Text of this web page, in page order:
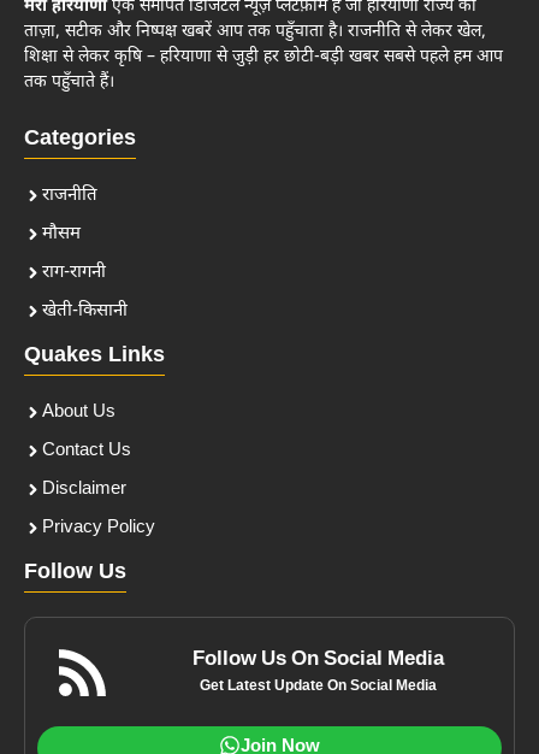
मेरा हरियाणाएक समर्पित डिजिटल न्यूज़ प्लेटफ़ॉर्म है जो हरियाणा राज्य की
ताज़ा, सटीक और निष्पक्ष खबरें आप तक पहुँचाता है। राजनीति से लेकर खेल,
शिक्षा से लेकर कृषि – हरियाणा से जुड़ी हर छोटी-बड़ी खबर सबसे पहले हम आप
तक पहुँचाते हैं।
Categories
राजनीति
मौसम
राग-रागनी
खेती-किसानी
Quakes Links
About Us
Contact Us
Disclaimer
Privacy Policy
Follow Us
Follow Us On Social Media
Get Latest Update On Social Media
Join Now